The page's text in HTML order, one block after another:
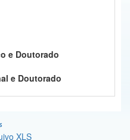
Humanos
e Doutorado
e Doutorado
XLS